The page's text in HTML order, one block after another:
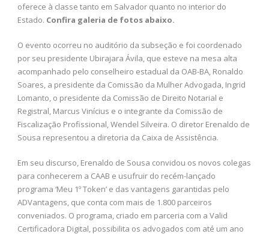
oferece à classe tanto em Salvador quanto no interior do
Estado. Confira galeria de fotos abaixo.
O evento ocorreu no auditório da subseção e foi coordenado
por seu presidente Ubirajara Ávila, que esteve na mesa alta
acompanhado pelo conselheiro estadual da OAB-BA, Ronaldo
Soares, a presidente da Comissão da Mulher Advogada, Ingrid
Lomanto, o presidente da Comissão de Direito Notarial e
Registral, Marcus Vinícius e o integrante da Comissão de
Fiscalização Profissional, Wendel Silveira. O diretor Erenaldo de
Sousa representou a diretoria da Caixa de Assistência.
Em seu discurso, Erenaldo de Sousa convidou os novos colegas
para conhecerem a CAAB e usufruir do recém-lançado
programa ‘Meu 1º Token’ e das vantagens garantidas pelo
ADVantagens, que conta com mais de 1.800 parceiros
conveniados. O programa, criado em parceria com a Valid
Certificadora Digital, possibilita os advogados com até um ano